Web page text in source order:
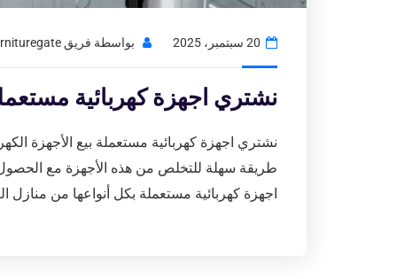
20 سبتمبر، 2025 بواسطة فريق Usedfurnituregate
نشتري اجهزة كهربائية مستعملة 97776408|شراء اثاث مستعمل
نشتري اجهزة كهربائية مستعملة بيع الأجهزة
طريقة سهلة للتخلص من هذه الأجهزة مع
اجهزة كهربائية مستعملة بكل أنواعها من